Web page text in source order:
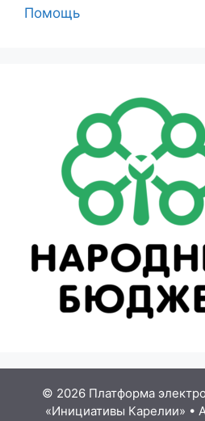
Помощь
© 2026 Платформа
«Инициативы Карелии» •